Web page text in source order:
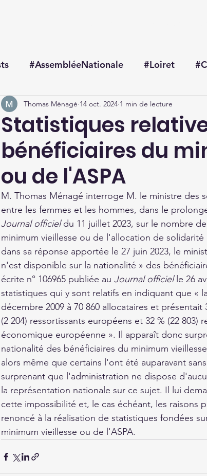
#AssembléeNationale #Loiret
Statistiques
bénéficiaires du
ou de l'ASPA
Thomas Ménagé 14 oct. 2024 1 min de lecture
M. Thomas Ménagé interroge M. le ministre des
entre les femmes et les hommes, dans le
Journal officiel du 11 juillet 2023, sur le nombre
minimum vieillesse ou de l'allocation de solidarité
dans sa réponse apportée le 27 juin 2023, le
n'est disponible sur la nationalité » des
écrite n° 106965 publiée au Journal officiel le 26
statistiques qui y sont relatifs en indiquant que «
décembre 2009 à 70 860 allocataires et
(2 204) ressortissants européens et 32 % (22 803)
économique européenne ». Il apparaît donc
nationalité des bénéficiaires du minimum
alors même que certains l'ont été auparavant
surprenant que l'administration ne dispose
la représentation nationale sur ce sujet. Il lui
cette impossibilité et, le cas échéant, les raisons
renoncé à la réalisation de statistiques fondées
minimum vieillesse ou de l'ASPA.